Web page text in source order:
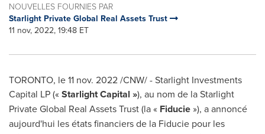
NOUVELLES FOURNIES PAR
Starlight Private Global Real Assets Trust
11 nov, 2022, 19:48 ET
TORONTO, le11 nov. 2022/CNW/ - Starlight Investments
Capital LP («Starlight Capital »), au nom de la Starlight
Private Global Real Assets Trust (la « Fiducie»), a annoncé
aujourd'hui les états financiers de la Fiducie pour les